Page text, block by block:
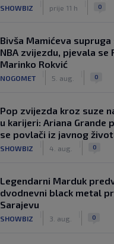
SHOWBIZ prije 11 h 0
Bivša Mamićeva supruga
NBA zvijezdu, pjevala se
Marinko Rokvić
NOGOMET 5. aug. 0
Pop zvijezda kroz suze
u karijeri: Ariana Grande
se povlači iz javnog
SHOWBIZ 4. aug. 0
Legendarni Marduk
dvodnevni black metal
Sarajevu
SHOWBIZ 3. aug. 0